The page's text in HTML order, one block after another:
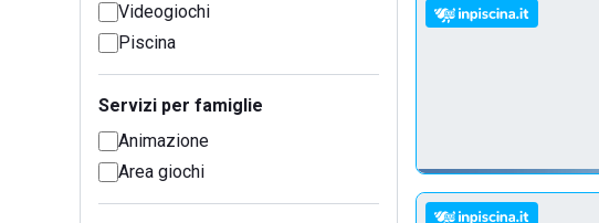
Videogiochi
Piscina
Servizi per famiglie
Animazione
Area giochi